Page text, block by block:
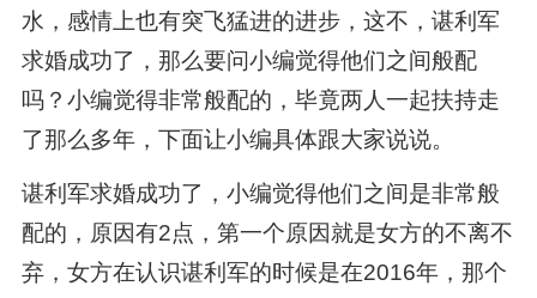
水，感情上也有突飞猛进的进步，这不，谌利军
求婚成功了，那么要问小编觉得他们之间般配
吗？小编觉得非常般配的，毕竟两人一起扶持走
了那么多年，下面让小编具体跟大家说说。
谌利军求婚成功了，小编觉得他们之间是非常般
配的，原因有2点，第一个原因就是女方的不离不
弃，女方在认识谌利军的时候是在2016年，那个